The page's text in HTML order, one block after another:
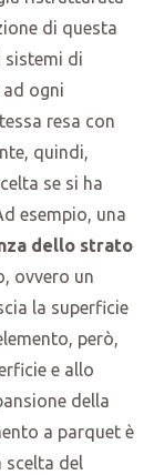
di questa
di
ogni
resa con
quindi,
se si ha
esempio, una
dello strato
ovvero un
la superficie
però,
e allo
della
a parquet è
scelta del